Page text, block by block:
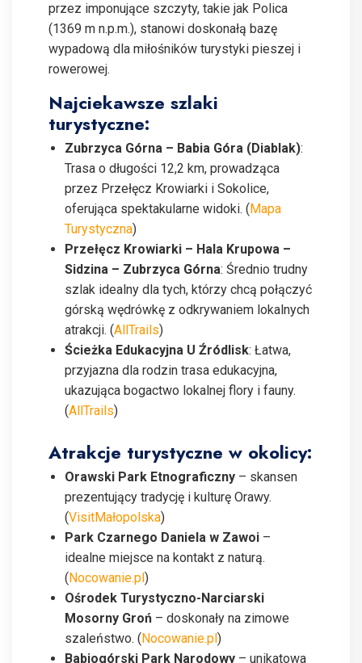
przez imponujące szczyty, takie jak Polica
(1369 m n.p.m.), stanowi doskonałą bazę
wypadową dla miłośników turystyki pieszej i
rowerowej.
Najciekawsze szlaki
turystyczne:
Zubrzyca Górna – Babia Góra (Diablak):
Trasa o długości 12,2 km, prowadząca
przez Przełęcz Krowiarki i Sokolice,
oferująca spektakularne widoki. (Mapa
Turystyczna)
Przełęcz Krowiarki – Hala Krupowa –
Sidzina – Zubrzyca Górna: Średnio trudny
szlak idealny dla tych, którzy chcą połączyć
górską wędrówkę z odkrywaniem lokalnych
atrakcji. (AllTrails)
Ścieżka Edukacyjna U Źródlisk: Łatwa,
przyjazna dla rodzin trasa edukacyjna,
ukazująca bogactwo lokalnej flory i fauny.
(AllTrails)
Atrakcje turystyczne w okolicy:
Orawski Park Etnograficzny – skansen
prezentujący tradycję i kulturę Orawy.
(VisitMałopolska)
Park Czarnego Daniela w Zawoi –
idealne miejsce na kontakt z naturą.
(Nocowanie.pl)
Ośrodek Turystyczno-Narciarski
Mosorny Groń – doskonały na zimowe
szaleństwo. (Nocowanie.pl)
Babiogórski Park Narodowy – unikatowa